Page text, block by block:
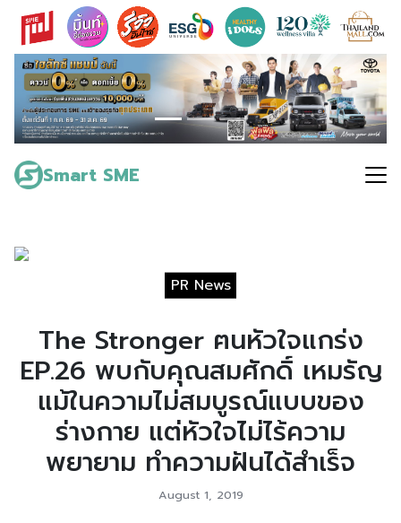
Skip
content
Smart SME
Search
for:
PR News
The Stronger ฅนหัวใจแกร่ง
EP.26 พบกับคุณสมศักดิ์ เหมรัญ
แม้ในความไม่สมบูรณ์แบบของ
ร่างกาย แต่หัวใจไม่ไร้ความ
พยายาม ทำความฝันได้สำเร็จ
August 1, 2019